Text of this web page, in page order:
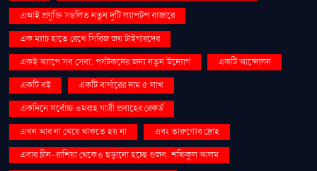
এআই প্রযুক্তি সম্বলিত নতুন দুটি ল্যাপটপ বাজারে
এক ম্যাচ হাতে রেখে সিরিজ জয় টাইগারদের
একই অ্যাপে সব সেবা: পর্যটকদের জন্য নতুন উদ্যোগ
একটি আন্দোলন
একটি বই
একটি বার্গারের দাম ৫ লাখ
একদিনে সর্বোচ্চ ওমরাহ যাত্রী প্রবাহের রেকর্ড
এখন আর না খেয়ে থাকতে হয় না
এবং তারুণ্যের দ্রোহ
এবার চীন-রাশিয়া থেকেও ছড়ানো হচ্ছে গুজব: শফিকুল আলম